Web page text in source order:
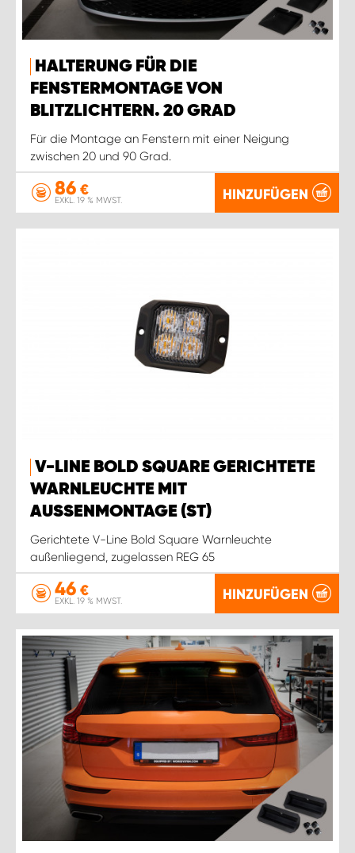
HALTERUNG FÜR DIE
FENSTERMONTAGE VON
BLITZLICHTERN. 20 GRAD
Für die Montage an Fenstern mit einer Neigung
zwischen 20 und 90 Grad.
86 €
EXKL. 19 % MWST. HINZUFÜGEN
V-LINE BOLD SQUARE GERICHTETE
WARNLEUCHTE MIT
AUSSENMONTAGE (ST)
Gerichtete V-Line Bold Square Warnleuchte
außenliegend, zugelassen REG 65
46 €
EXKL. 19 % MWST. HINZUFÜGEN